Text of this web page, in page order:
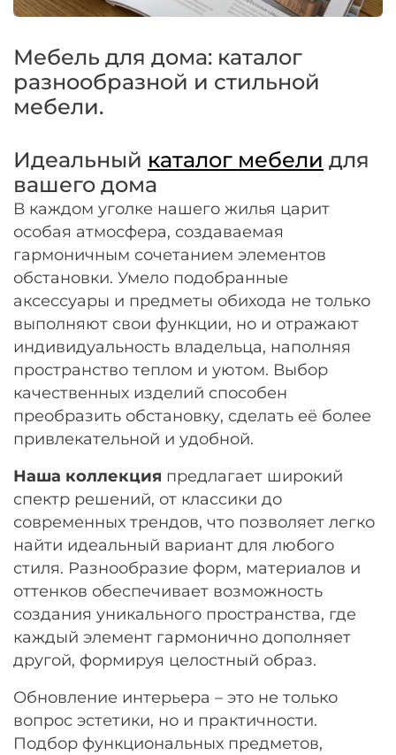
Мебель для дома: каталог
разнообразной и стильной
мебели.
Идеальный каталог мебели для
вашего дома
В каждом уголке нашего жилья царит
особая атмосфера, создаваемая
гармоничным сочетанием элементов
обстановки. Умело подобранные
аксессуары и предметы обихода не только
выполняют свои функции, но и отражают
индивидуальность владельца, наполняя
пространство теплом и уютом. Выбор
качественных изделий способен
преобразить обстановку, сделать её более
привлекательной и удобной.
Наша коллекция предлагает широкий
спектр решений, от классики до
современных трендов, что позволяет легко
найти идеальный вариант для любого
стиля. Разнообразие форм, материалов и
оттенков обеспечивает возможность
создания уникального пространства, где
каждый элемент гармонично дополняет
другой, формируя целостный образ.
Обновление интерьера – это не только
вопрос эстетики, но и практичности.
Подбор функциональных предметов,
Оплачивайте сегодня только25% картой
Получайте товар
выбранный способом
Оставшиеся75% будут
списываться
по25% каждые 2 недели
Подробнее
об оплате Плайтом
25
раз в 2 недели
Остались вопросы?
8 800 302-02-51